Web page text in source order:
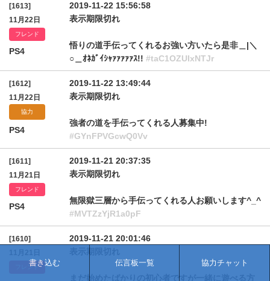
[1613]
11月22日
フレンド
PS4
2019-11-22 15:56:58
表示期限切れ
悟りの道手伝ってくれるお強い方いたら是非＿|＼
○＿ｵﾈｶﾞｲｼｬｧｧｧｧｧｽ!! #taC1OZUIxNTJr
[1612]
11月22日
協力
PS4
2019-11-22 13:49:44
表示期限切れ
強者の道を手伝ってくれる人募集中!
#GYnFPVGcwQ0Vv
[1611]
11月21日
フレンド
PS4
2019-11-21 20:37:35
表示期限切れ
無限獄三層から手伝ってくれる人お願いします^_^
#MVTZzYjR1a0pF
[1610]
フレンド
2019-11-21 20:01:46
書き込む 伝言板一覧 協力チャット